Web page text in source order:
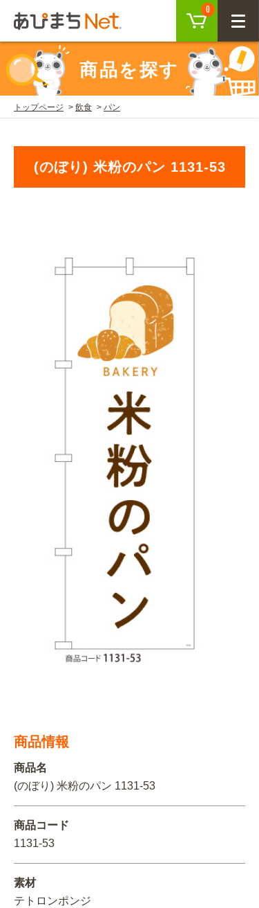
0
CLOSE
ログイン
会員登録
商品を探す
SEARCH
注目キーワード
韓国グルメ 駐車場
CATEGORY
イベント・季節
関連アイテムを見る
ご利用ガイド トップ
取り扱い商品一覧
既製デザイン商品注文方法
オリジナルオーダー注文方法
料金一覧
初めての方へ
BEGINNER'S GUIDE
初めての方へ トップ
お客様の声
オリジナルオーダー制作事例
商品を探す
トップページ 飲食 パン
(のぼり) 米粉のパン 1131-53
商品情報
商品名
(のぼり) 米粉のパン 1131-53
商品コード
1131-53
素材
テトロンポンジ